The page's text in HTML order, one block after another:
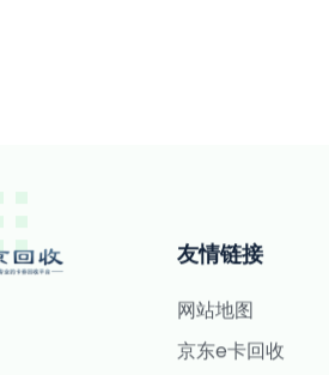
友情链接
网站地图
京东e卡回收